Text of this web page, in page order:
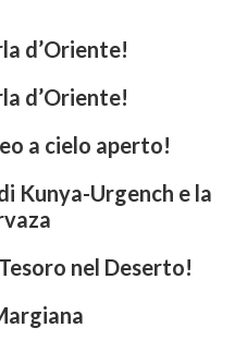
d’Oriente!
d’Oriente!
a cielo aperto!
Kunya-Urgench e la
nel Deserto!